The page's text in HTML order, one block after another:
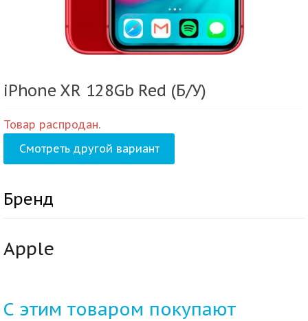
iPhone XR 128Gb Red (Б/У)
Товар распродан.
Смотреть другой вариант
Бренд
Apple
С этим товаром покупают